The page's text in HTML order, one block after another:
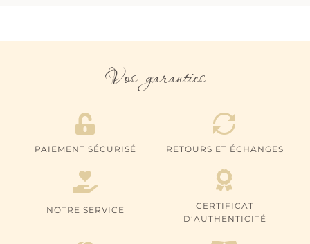
Vos garanties
PAIEMENT SÉCURISÉ RETOURS ET ÉCHANGES
NOTRE SERVICE
CERTIFICAT
D’AUTHENTICITÉ